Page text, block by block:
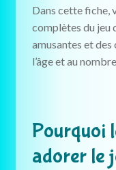
Dans cette fiche,
complètes du jeu
amusantes et
l’âge et au
Pourquoi
adorer le